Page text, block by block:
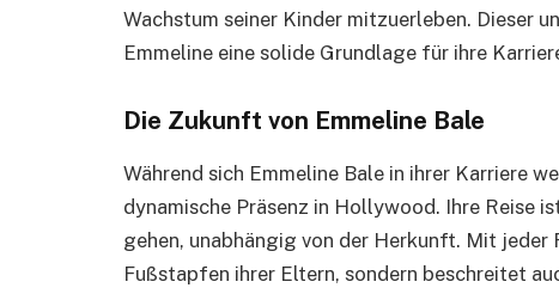
Wachstum seiner Kinder mitzuerleben. Dieser
Emmeline eine solide Grundlage für ihre
Die Zukunft von Emmeline Bale
Während sich Emmeline Bale in ihrer Karriere
dynamische Präsenz in Hollywood. Ihre Reise
gehen, unabhängig von der Herkunft. Mit
Fußstapfen ihrer Eltern, sondern beschreitet